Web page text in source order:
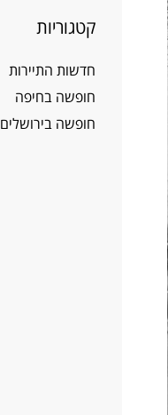
קטגוריות
חדשות התיירות
חופשה בחיפה
חופשה בירושלים